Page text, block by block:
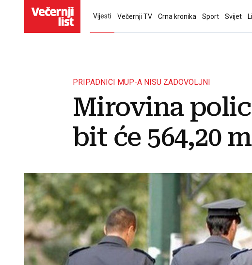
Vijesti Večernji TV Crna kronika Sport Svijet
PRIPADNICI MUP-A NISU ZADOVOLJNI
Mirovina
bit će 564,20